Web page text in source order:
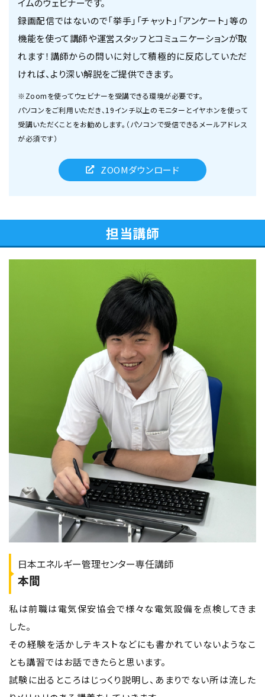
ZOOMダウンロード
イムのウェビナーです。
録画配信ではないので「挙手」「チャット」「アンケート」等の
機能を使って講師や運営スタッフとコミュニケーションが取
れます！講師からの問いに対して積極的に反応していただ
ければ、より深い解説をご提供できます。
※Zoomを使ってウェビナーを受講できる環境が必要です。
パソコンをご利用いただき、19インチ以上のモニターとイヤホンを使って
受講いただくことをお勧めします。（パソコンで受信できるメールアドレス
が必須です）
担当講師
日本エネルギー管理センター専任講師
本間
私は前職は電気保安協会で様々な電気設備を点検してきま
した。
その経験を活かしテキストなどにも書かれていないようなこ
とも講習ではお話できたらと思います。
試験に出るところはじっくり説明し、あまりでない所は流した